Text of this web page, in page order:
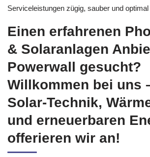
Serviceleistungen zügig, sauber und
Einen erfahrenen
& Solaranlagen
Powerwall gesucht?
Willkommen bei uns
Solar-Technik,
und erneuerbaren
offerieren wir an!